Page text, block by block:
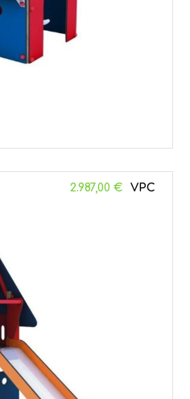
2.987,00 €